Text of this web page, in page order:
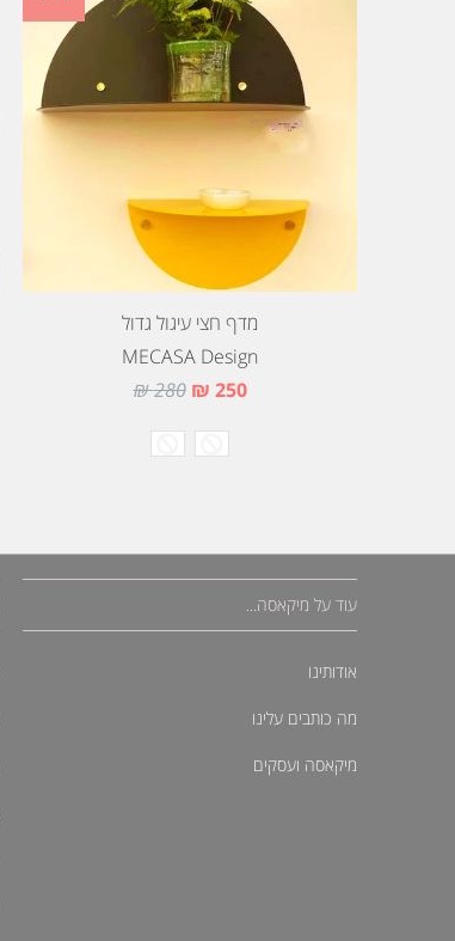
מדף חצי עיגול גדול
MECASA Design
250 ₪
280 ₪
עוד על מיקאסה...
אודותינו
מה כותבים עלינו
מיקאסה ועסקים